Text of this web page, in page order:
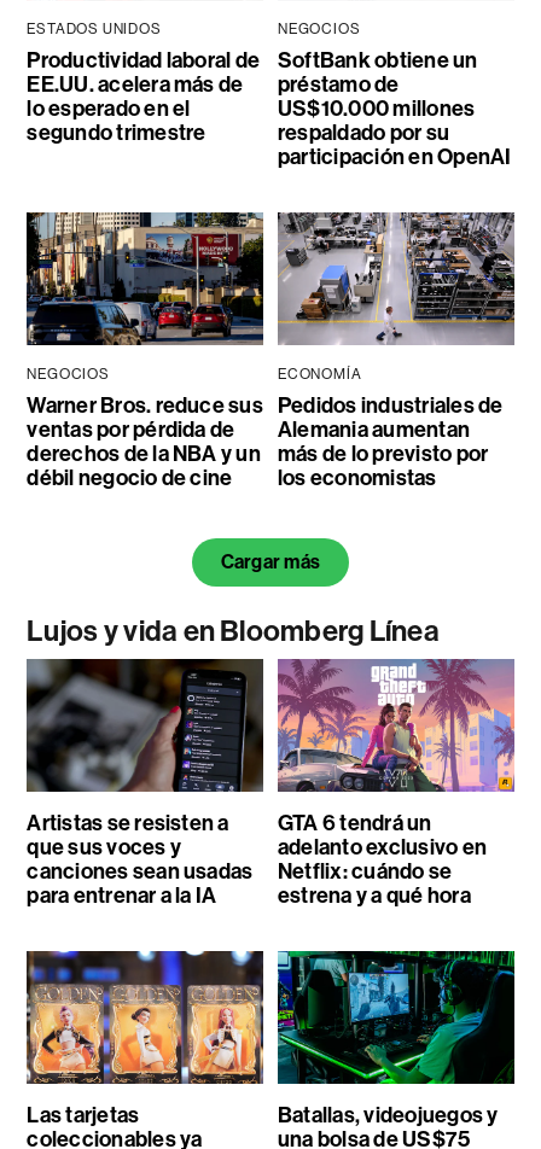
ESTADOS UNIDOS
Productividad laboral de
EE.UU. acelera más de
lo esperado en el
segundo trimestre
NEGOCIOS
SoftBank obtiene un
préstamo de
US$10.000 millones
respaldado por su
participación en OpenAI
NEGOCIOS
Warner Bros. reduce sus
ventas por pérdida de
derechos de la NBA y un
débil negocio de cine
ECONOMÍA
Pedidos industriales de
Alemania aumentan
más de lo previsto por
los economistas
Cargar más
Lujos y vida en Bloomberg Línea
Artistas se resisten a
que sus voces y
canciones sean usadas
para entrenar a la IA
GTA 6 tendrá un
adelanto exclusivo en
Netflix: cuándo se
estrena y a qué hora
Las tarjetas
coleccionables ya
Batallas, videojuegos y
una bolsa de US$75